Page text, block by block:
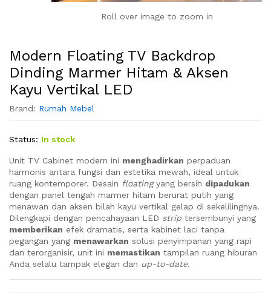
Roll over image to zoom in
Modern Floating TV Backdrop
Dinding Marmer Hitam & Aksen
Kayu Vertikal LED
Brand: Rumah Mebel
Status: In stock
Unit TV Cabinet modern ini menghadirkan perpaduan
harmonis antara fungsi dan estetika mewah, ideal untuk
ruang kontemporer. Desain floatingyang bersih dipadukan
dengan panel tengah marmer hitam berurat putih yang
menawan dan aksen bilah kayu vertikal gelap di sekelilingnya.
Dilengkapi dengan pencahayaan LED strip tersembunyi yang
memberikan efek dramatis, serta kabinet laci tanpa
pegangan yang menawarkan solusi penyimpanan yang rapi
dan terorganisir, unit ini memastikan tampilan ruang hiburan
Anda selalu tampak elegan dan up-to-date.